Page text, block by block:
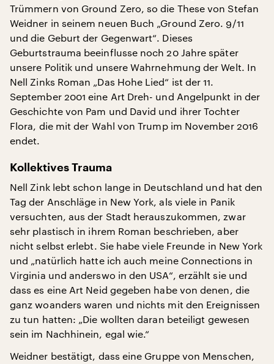
Trümmern von Ground Zero, so die These von Stefan
Weidner in seinem neuen Buch „Ground Zero. 9/11
und die Geburt der Gegenwart“. Dieses
Geburtstrauma beeinflusse noch 20 Jahre später
unsere Politik und unsere Wahrnehmung der Welt. In
Nell Zinks Roman „Das Hohe Lied“ ist der 11.
September 2001 eine Art Dreh- und Angelpunkt in der
Geschichte von Pam und David und ihrer Tochter
Flora, die mit der Wahl von Trump im November 2016
endet.
Kollektives Trauma
Nell Zink lebt schon lange in Deutschland und hat den
Tag der Anschläge in New York, als viele in Panik
versuchten, aus der Stadt herauszukommen, zwar
sehr plastisch in ihrem Roman beschrieben, aber
nicht selbst erlebt. Sie habe viele Freunde in New York
und „natürlich hatte ich auch meine Connections in
Virginia und anderswo in den USA“, erzählt sie und
dass es eine Art Neid gegeben habe von denen, die
ganz woanders waren und nichts mit den Ereignissen
zu tun hatten: „Die wollten daran beteiligt gewesen
sein im Nachhinein, egal wie.“
Weidner bestätigt, dass eine Gruppe von Menschen,